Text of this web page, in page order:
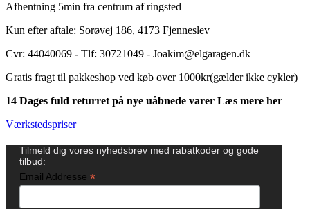
Afhentning 5min fra centrum af ringsted
Kun efter aftale: Sorøvej 186, 4173 Fjenneslev
Cvr: 44040069 - Tlf: 30721049 - Joakim@elgaragen.dk
Gratis fragt til pakkeshop ved køb over 1000kr(gælder ikke cykler)
14 Dages fuld returret på nye uåbnede varer Læs mere her
Værkstedspriser
Tilmeld dig vores nyhedsbrev med rabatkoder og gode
tilbud:
Email Addresse *